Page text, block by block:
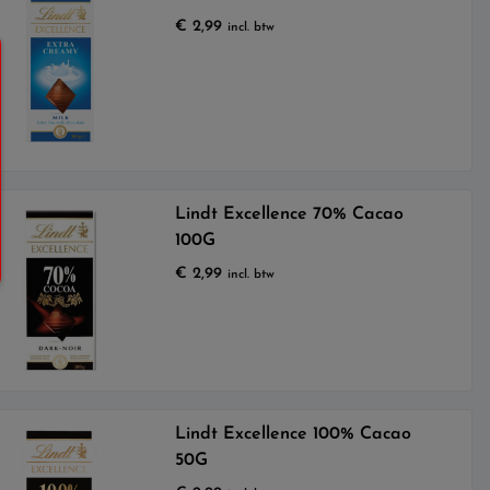
€ 2,99 incl. btw
Lindt Excellence 70% Cacao
100G
€ 2,99 incl. btw
Lindt Excellence 100% Cacao
50G